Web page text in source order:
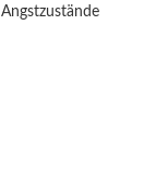
Angstzustände